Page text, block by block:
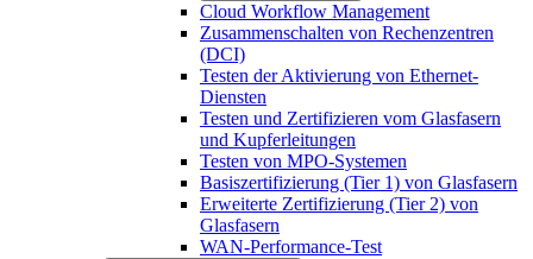
Cloud Workflow Management
Zusammenschalten von Rechenzentren
(DCI)
Testen der Aktivierung von Ethernet-
Diensten
Testen und Zertifizieren vom Glasfasern
und Kupferleitungen
Testen von MPO-Systemen
Basiszertifizierung (Tier 1) von Glasfasern
Erweiterte Zertifizierung (Tier 2) von
Glasfasern
WAN-Performance-Test